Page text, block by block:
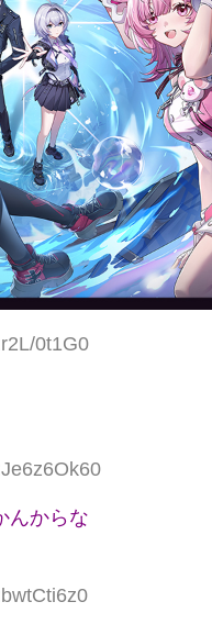
0t1G0
んからな